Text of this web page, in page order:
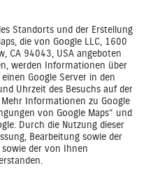
Standorts und der Erstellung
die von Google LLC, 1600
CA 94043, USA angeboten
werden Informationen über
Google Server in den
Uhrzeit des Besuchs auf der
Informationen zu Google
von Google Maps“ und
Durch die Nutzung dieser
Bearbeitung sowie der
der von Ihnen